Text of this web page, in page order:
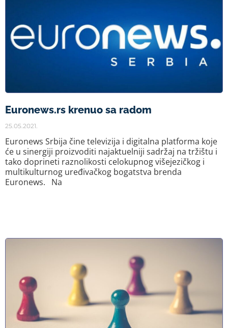
Euronews.rs krenuo sa radom
25.05.2021.
Euronews Srbija čine televizija i digitalna platforma koje
će u sinergiji proizvoditi najaktuelniji sadržaj na tržištu i
tako doprineti raznolikosti celokupnog višejezičkog i
multikulturnog uređivačkog bogatstva brenda
Euronews. Na